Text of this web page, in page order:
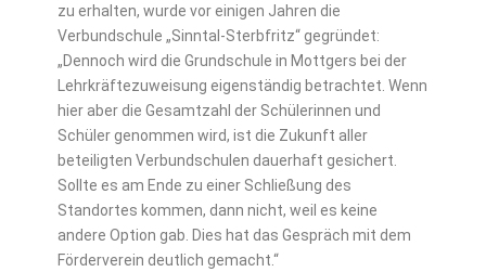
zu erhalten, wurde vor einigen Jahren die
Verbundschule „Sinntal-Sterbfritz“ gegründet:
„Dennoch wird die Grundschule in Mottgers bei der
Lehrkräftezuweisung eigenständig betrachtet. Wenn
hier aber die Gesamtzahl der Schülerinnen und
Schüler genommen wird, ist die Zukunft aller
beteiligten Verbundschulen dauerhaft gesichert.
Sollte es am Ende zu einer Schließung des
Standortes kommen, dann nicht, weil es keine
andere Option gab. Dies hat das Gespräch mit dem
Förderverein deutlich gemacht.“